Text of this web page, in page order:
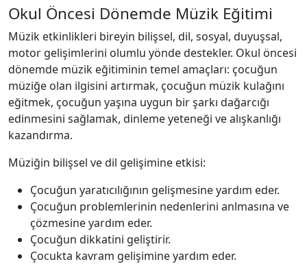
Okul Öncesi Dönemde Müzik Eğitimi
Müzik etkinlikleri bireyin bilişsel, dil, sosyal, duyuşsal,
motor gelişimlerini olumlu yönde destekler. Okul öncesi
dönemde müzik eğitiminin temel amaçları: çocuğun
müziğe olan ilgisini artırmak, çocuğun müzik kulağını
eğitmek, çocuğun yaşına uygun bir şarkı dağarcığı
edinmesini sağlamak, dinleme yeteneği ve alışkanlığı
kazandırma.
Müziğin bilişsel ve dil gelişimine etkisi:
Çocuğun yaratıcılığının gelişmesine yardım eder.
Çocuğun problemlerinin nedenlerini anlmasına ve
çözmesine yardım eder.
Çocuğun dikkatini geliştirir.
Çocukta kavram gelişimine yardım eder.